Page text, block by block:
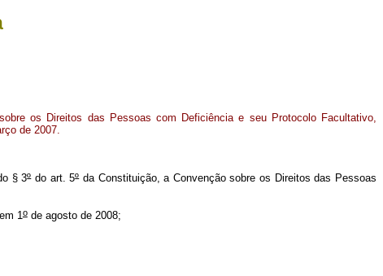
os Direitos das Pessoas com Deficiência e seu Protocolo Facultativo,
de 2007.
§ 3ºdo art. 5ºda Constituição, a Convenção sobre os Direitos das Pessoas
1ode agosto de 2008;